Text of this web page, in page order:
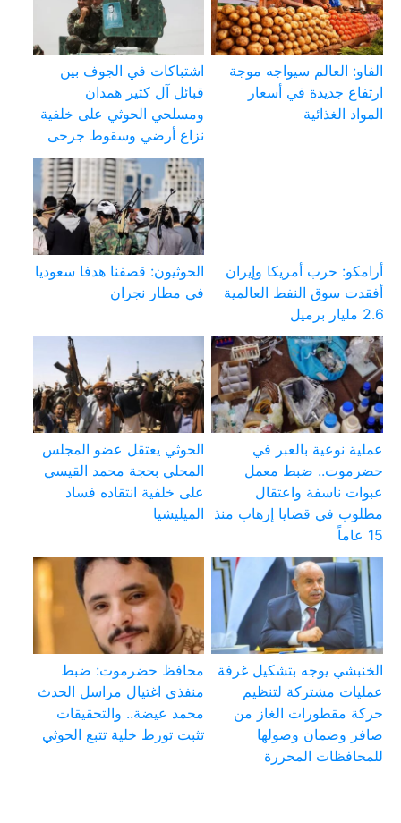
الفاو: العالم سيواجه موجة
ارتفاع جديدة في أسعار
المواد الغذائية
اشتباكات في الجوف بين
قبائل آل كثير همدان
ومسلحي الحوثي على خلفية
نزاع أرضي وسقوط جرحى
أرامكو: حرب أمريكا وإيران
أفقدت سوق النفط العالمية
2.6 مليار برميل
الحوثيون: قصفنا هدفا سعوديا
في مطار نجران
عملية نوعية بالعبر في
حضرموت.. ضبط معمل
عبوات ناسفة واعتقال
مطلوب في قضايا إرهاب منذ
15 عاماً
الحوثي يعتقل عضو المجلس
المحلي بحجة محمد القيسي
على خلفية انتقاده فساد
الميليشيا
الخنبشي يوجه بتشكيل غرفة
عمليات مشتركة لتنظيم
حركة مقطورات الغاز من
صافر وضمان وصولها
للمحافظات المحررة
محافظ حضرموت: ضبط
منفذي اغتيال مراسل الحدث
محمد عيضة.. والتحقيقات
تثبت تورط خلية تتبع الحوثي